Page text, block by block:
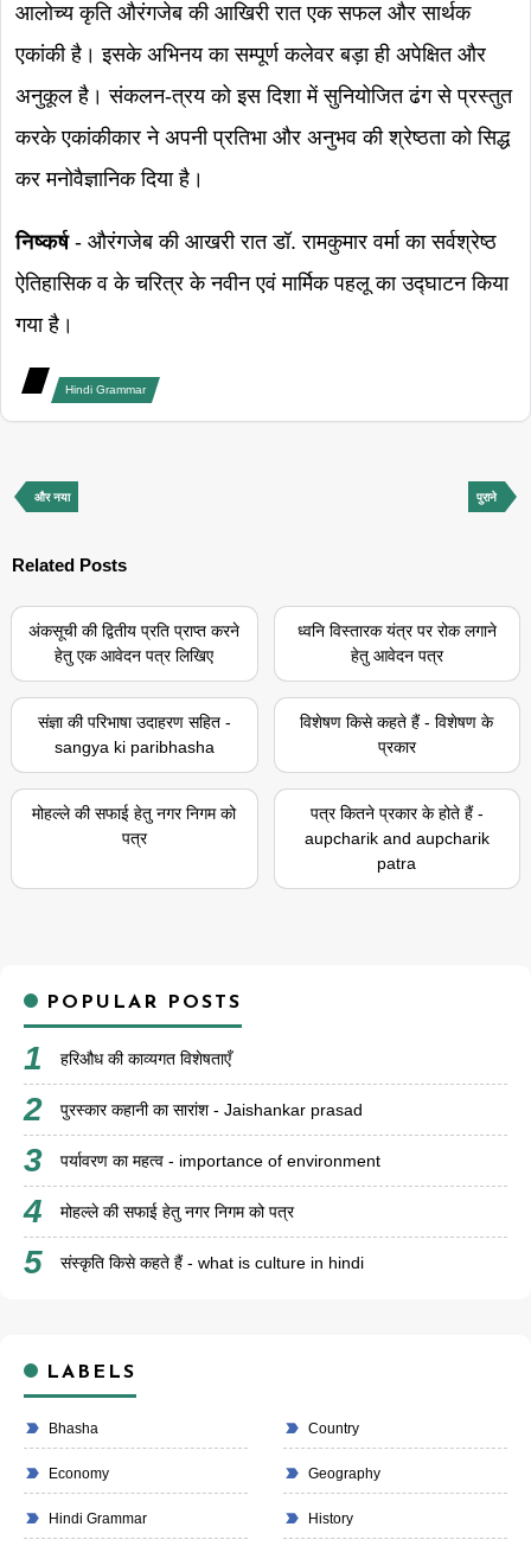
आलोच्य कृति औरंगजेब की आखिरी रात एक सफल और सार्थक
एकांकी है। इसके अभिनय का सम्पूर्ण कलेवर बड़ा ही अपेक्षित और
अनुकूल है। संकलन-त्रय को इस दिशा में सुनियोजित ढंग से प्रस्तुत
करके एकांकीकार ने अपनी प्रतिभा और अनुभव की श्रेष्ठता को सिद्ध
कर मनोवैज्ञानिक दिया है।
निष्कर्ष - औरंगजेब की आखरी रात डॉ. रामकुमार वर्मा का सर्वश्रेष्ठ
ऐतिहासिक व के चरित्र के नवीन एवं मार्मिक पहलू का उद्घाटन किया
गया है।
Hindi Grammar
और नया पुराने
Related Posts
अंकसूची की द्वितीय प्रति प्राप्त करने
हेतु एक आवेदन पत्र लिखिए
ध्वनि विस्तारक यंत्र पर रोक लगाने
हेतु आवेदन पत्र
संज्ञा की परिभाषा उदाहरण सहित -
sangya ki paribhasha
विशेषण किसे कहते हैं - विशेषण के
प्रकार
मोहल्ले की सफाई हेतु नगर निगम को
पत्र
पत्र कितने प्रकार के होते हैं -
aupcharik and aupcharik
patra
POPULAR POSTS
हरिऔध की काव्यगत विशेषताएँ
पुरस्कार कहानी का सारांश - Jaishankar prasad
पर्यावरण का महत्व - importance of environment
मोहल्ले की सफाई हेतु नगर निगम को पत्र
संस्कृति किसे कहते हैं - what is culture in hindi
LABELS
Bhasha Country
Economy Geography
Hindi Grammar History